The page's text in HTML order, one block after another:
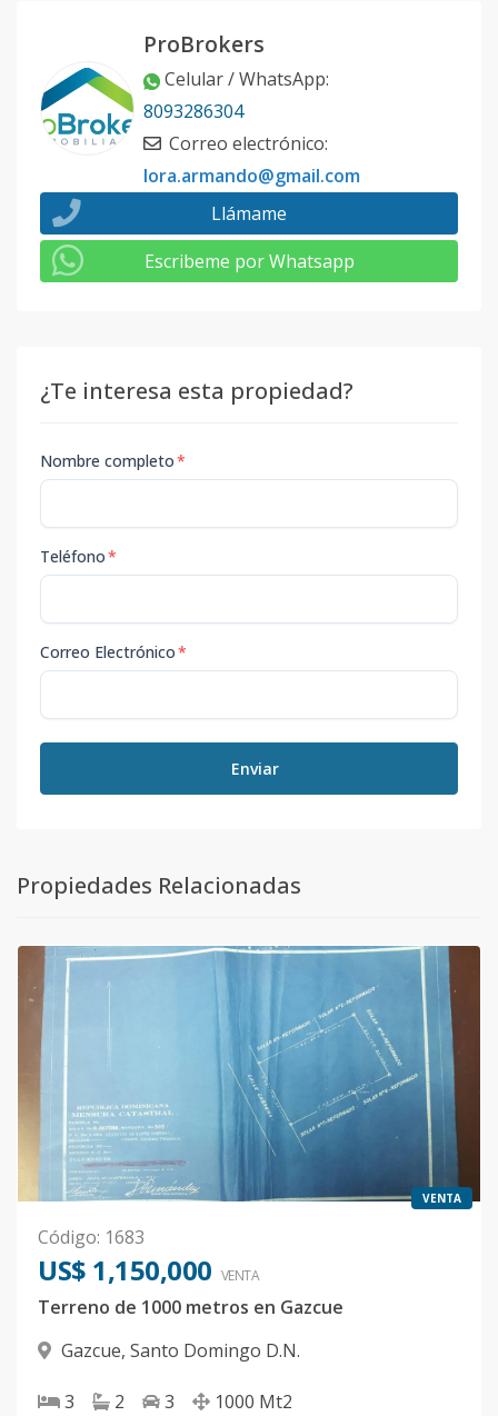
ProBrokers
Celular / WhatsApp:
8093286304
Correo electrónico:
lora.armando@gmail.com
Llámame
Escribeme por Whatsapp
¿Te interesa esta propiedad?
Nombre completo*
Teléfono*
Correo Electrónico*
Enviar
Propiedades Relacionadas
VENTA
Código: 1683
US$ 1,150,000 VENTA
Terreno de 1000 metros en Gazcue
Gazcue, Santo Domingo D.N.
3 2 3 1000 Mt2